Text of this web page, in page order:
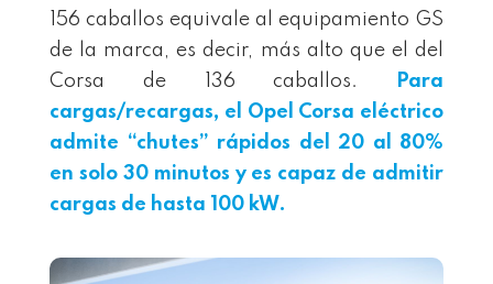
156 caballos equivale al equipamiento GS
de la marca, es decir, más alto que el del
Corsa de 136 caballos.
Para
cargas/recargas, el Opel Corsa eléctrico
admite “chutes” rápidos del 20 al 80%
en solo 30 minutos y es capaz de admitir
cargas de hasta 100 kW.